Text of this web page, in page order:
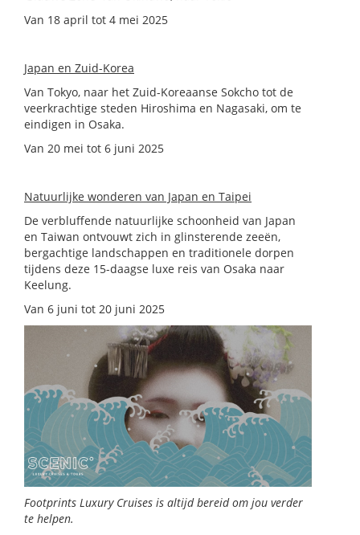
Van 18 april tot 4 mei 2025
Japan en Zuid-Korea
Van Tokyo, naar het Zuid-Koreaanse Sokcho tot de
veerkrachtige steden Hiroshima en Nagasaki, om te
eindigen in Osaka.
Van 20 mei tot 6 juni 2025
Natuurlijke wonderen van Japan en Taipei
De verbluffende natuurlijke schoonheid van Japan
en Taiwan ontvouwt zich in glinsterende zeeën,
bergachtige landschappen en traditionele dorpen
tijdens deze 15-daagse luxe reis van Osaka naar
Keelung.
Van 6 juni tot 20 juni 2025
Footprints Luxury Cruises is altijd bereid om jou verder
te helpen.